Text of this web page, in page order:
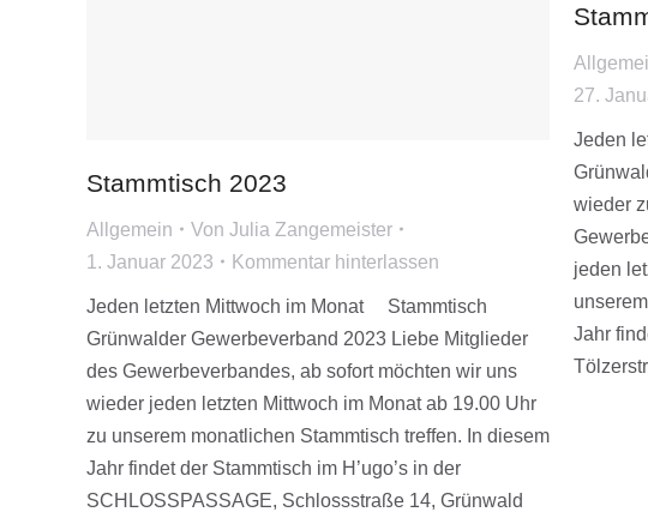
Stammtisch 2023
Allgemein Von Julia Zangemeister
1. Januar 2023
Kommentar hinterlassen
Jeden letzten Mittwoch im Monat Stammtisch
Grünwalder Gewerbeverband 2023 Liebe Mitglieder
des Gewerbeverbandes, ab sofort möchten wir uns
wieder jeden letzten Mittwoch im Monat ab 19.00 Uhr
zu unserem monatlichen Stammtisch treffen. In diesem
Jahr findet der Stammtisch im H’ugo’s in der
SCHLOSSPASSAGE, Schlossstraße 14, Grünwald
27.
Jeden
wieder
jeden
Jahr